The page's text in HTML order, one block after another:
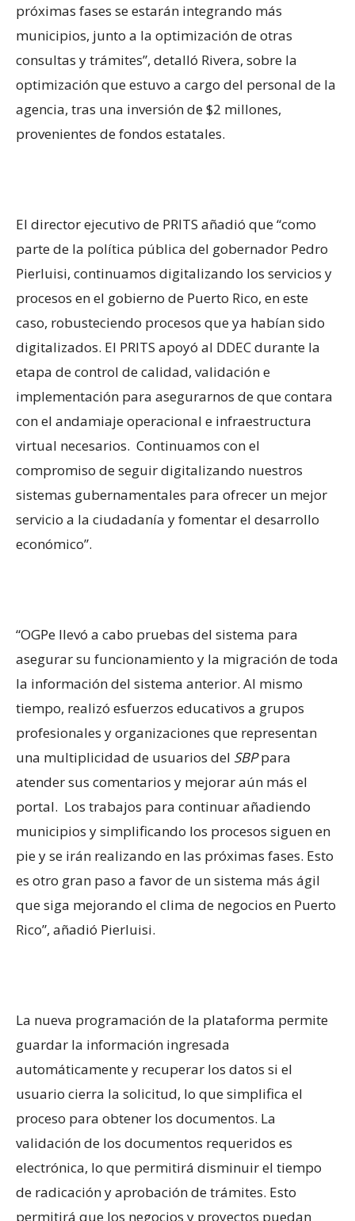
próximas fases se estarán integrando más
municipios, junto a la optimización de otras
consultas y trámites”, detalló Rivera, sobre la
optimización que estuvo a cargo del personal de la
agencia, tras una inversión de $2 millones,
provenientes de fondos estatales.
El director ejecutivo de PRITS añadió que “como
parte de la política pública del gobernador Pedro
Pierluisi, continuamos digitalizando los servicios y
procesos en el gobierno de Puerto Rico, en este
caso, robusteciendo procesos que ya habían sido
digitalizados. El PRITS apoyó al DDEC durante la
etapa de control de calidad, validación e
implementación para asegurarnos de que contara
con el andamiaje operacional e infraestructura
virtual necesarios. Continuamos con el
compromiso de seguir digitalizando nuestros
sistemas gubernamentales para ofrecer un mejor
servicio a la ciudadanía y fomentar el desarrollo
económico”.
“OGPe llevó a cabo pruebas del sistema para
asegurar su funcionamiento y la migración de toda
la información del sistema anterior. Al mismo
tiempo, realizó esfuerzos educativos a grupos
profesionales y organizaciones que representan
una multiplicidad de usuarios del SBPpara
atender sus comentarios y mejorar aún más el
portal. Los trabajos para continuar añadiendo
municipios y simplificando los procesos siguen en
pie y se irán realizando en las próximas fases. Esto
es otro gran paso a favor de un sistema más ágil
que siga mejorando el clima de negocios en Puerto
Rico”, añadió Pierluisi.
La nueva programación de la plataforma permite
guardar la información ingresada
automáticamente y recuperar los datos si el
usuario cierra la solicitud, lo que simplifica el
proceso para obtener los documentos. La
validación de los documentos requeridos es
electrónica, lo que permitirá disminuir el tiempo
de radicación y aprobación de trámites. Esto
permitirá que los negocios y proyectos puedan